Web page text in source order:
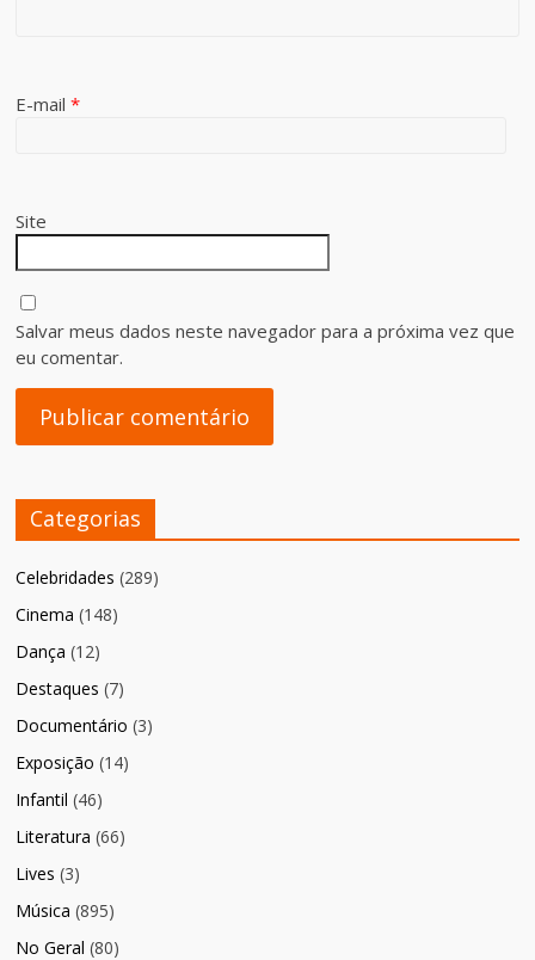
E-mail*
Site
Salvar meus dados neste navegador para a próxima vez que
eu comentar.
Categorias
Celebridades (289)
Cinema (148)
Dança (12)
Destaques (7)
Documentário (3)
Exposição (14)
Infantil (46)
Literatura (66)
Lives (3)
Música (895)
No Geral (80)